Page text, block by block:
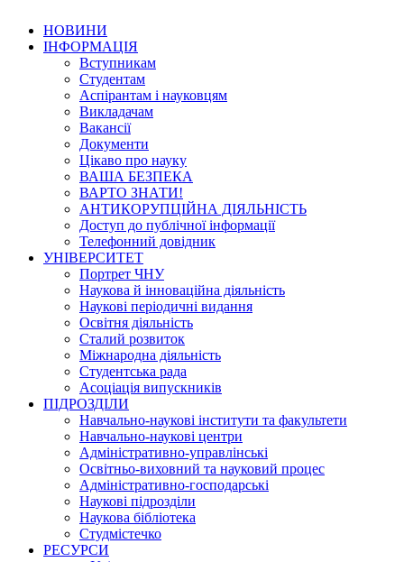
НОВИНИ
ІНФОРМАЦІЯ
Вступникам
Студентам
Аспірантам і науковцям
Викладачам
Вакансії
Документи
Цікаво про науку
ВАША БЕЗПЕКА
ВАРТО ЗНАТИ!
АНТИКОРУПЦІЙНА ДІЯЛЬНІСТЬ
Доступ до публічної інформації
Телефонний довідник
УНІВЕРСИТЕТ
Портрет ЧНУ
Наукова й інноваційна діяльність
Наукові періодичні видання
Освітня діяльність
Сталий розвиток
Міжнародна діяльність
Студентська рада
Асоціація випускників
ПІДРОЗДІЛИ
Навчально-наукові інститути та факультети
Навчально-наукові центри
Адміністративно-управлінські
Освітньо-виховний та науковий процес
Адміністративно-господарські
Наукові підрозділи
Наукова бібліотека
Студмістечко
РЕСУРСИ